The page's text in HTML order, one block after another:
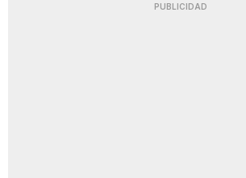
PUBLICIDAD